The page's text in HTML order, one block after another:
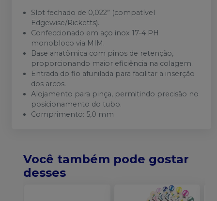
Slot fechado de 0,022” (compatível
Edgewise/Ricketts).​
Confeccionado em aço inox 17-4 PH
monobloco via MIM.​
Base anatômica com pinos de retenção,
proporcionando maior eficiência na colagem.​
Entrada do fio afunilada para facilitar a inserção
dos arcos.​
Alojamento para pinça, permitindo precisão no
posicionamento do tubo.​
Comprimento: 5,0 mm
Você também pode gostar
desses